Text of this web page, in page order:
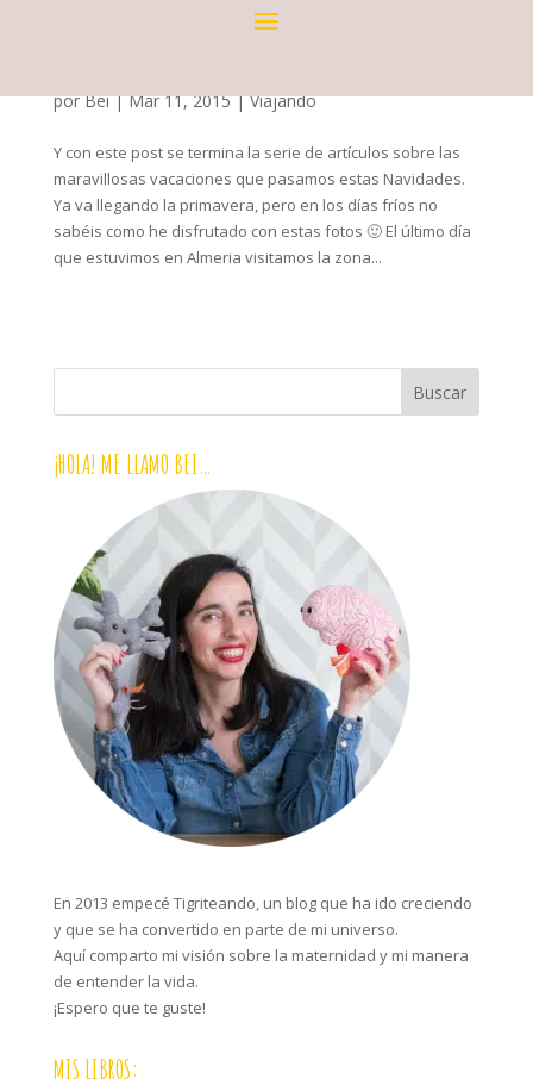
porBei|Mar 11, 2015|Viajando
Y con este post se termina la serie de artículos sobre las
maravillosas vacaciones que pasamos estas Navidades.
Ya va llegando la primavera, pero en los días fríos no
sabéis como he disfrutado con estas fotos 🙂 El último día
que estuvimos en Almeria visitamos la zona...
¡HOLA! ME LLAMO BEI…
En 2013 empecé Tigriteando, un blog que ha ido creciendo
y que se ha convertido en parte de mi universo.
Aquí comparto mi visión sobre la maternidad y mi manera
de entender la vida.
¡Espero que te guste!
MIS LIBROS: